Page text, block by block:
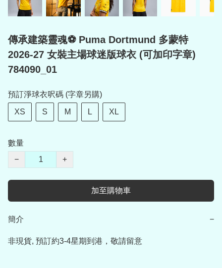
傳承建築靈魂⚽ Puma Dortmund 多蒙特
2026-27 女裝主場球迷版球衣 (可加印字章)
784090_01
預訂淨球衣呎碼 (字章另購)
XS S M L XL
數量
−
+
加至購物車
簡介 −
非現貨, 預訂約3-4星期到港，敬請留意